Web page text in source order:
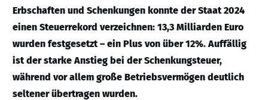
Erbschaften und Schenkungen konnte der Staat 2024
einen Steuerrekord verzeichnen: 13,3 Milliarden Euro
wurden festgesetzt – ein Plus von über 12%. Auffällig
ist der starke Anstieg bei der Schenkungsteuer,
während vor allem große Betriebsvermögen deutlich
seltener übertragen wurden.